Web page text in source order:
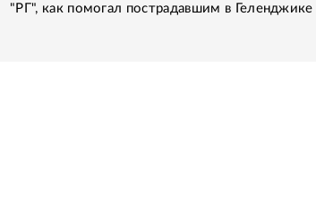
"РГ", как помогал пострадавшим в Геленджике